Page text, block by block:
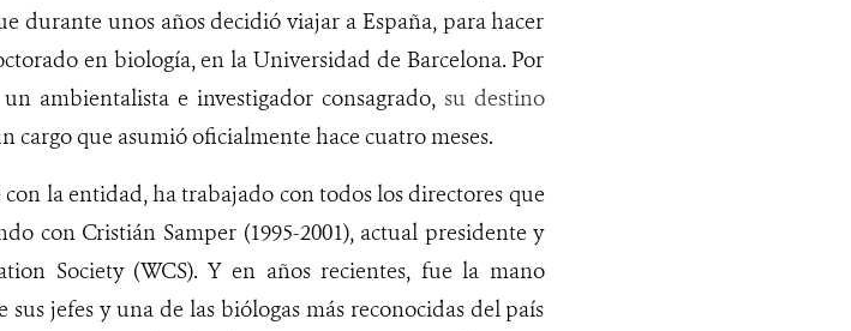
durante unos años decidió viajar a España, para hacer
en biología, en la Universidad de Barcelona. Por
ambientalista e investigador consagrado, su destino
cargo que asumió oficialmente hace cuatro meses.
la entidad, ha trabajado con todos los directores que
con Cristián Samper (1995-2001), actual presidente y
Society (WCS). Y en años recientes, fue la mano
jefes y una de las biólogas más reconocidas del país